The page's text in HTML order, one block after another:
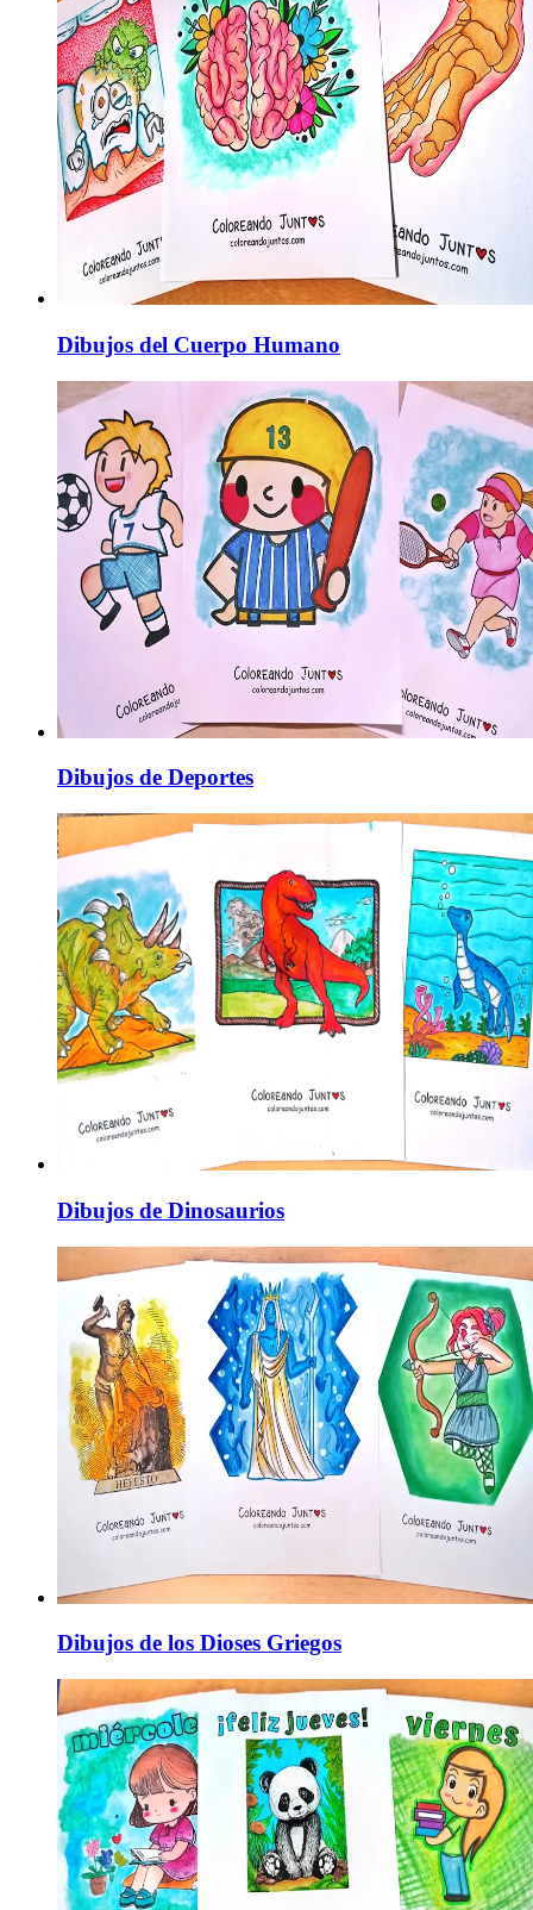
Dibujos del Cuerpo Humano
Dibujos de Deportes
Dibujos de Dinosaurios
Dibujos de los Dioses Griegos